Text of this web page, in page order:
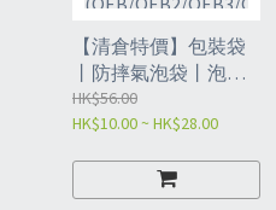
【清倉特價】包裝袋
丨防摔氣泡袋丨泡泡
袋 25 * 30、10*11,
30*38、20*25*10 pcs
HK$56.00
HK$10.00 ~ HK$28.00